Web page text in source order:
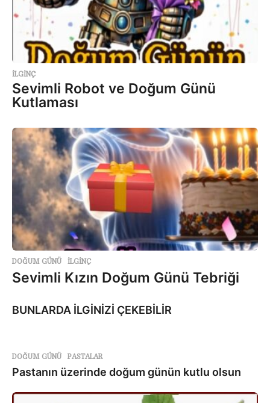
İLGINÇ
Sevimli Robot ve Doğum Günü
Kutlaması
DOĞUM GÜNÜ ,İLGINÇ
Sevimli Kızın Doğum Günü Tebriği
BUNLARDA İLGİNİZİ ÇEKEBİLİR
DOĞUM GÜNÜ ,PASTALAR
Pastanın üzerinde doğum günün kutlu olsun